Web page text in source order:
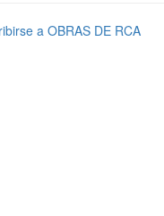
a OBRAS DE RCA